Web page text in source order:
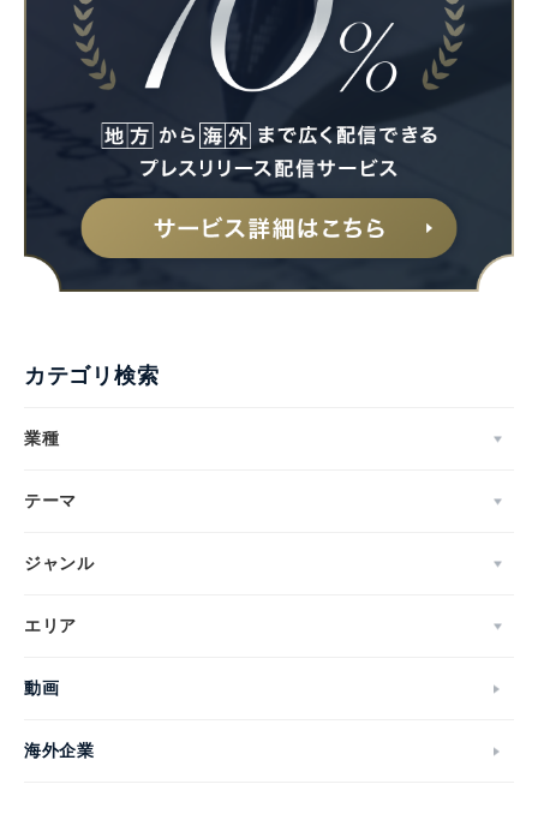
カテゴリ検索
業種
テーマ
ジャンル
エリア
動画
海外企業